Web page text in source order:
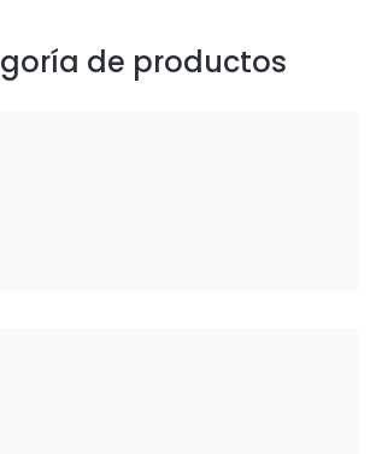
de productos